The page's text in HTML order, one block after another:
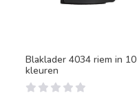
Blaklader 4034 riem in 10
kleuren